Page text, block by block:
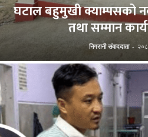
घटाल बहुमुखी क्याम्पसको
तथा सम्मान
निगरानी संवाददाता -